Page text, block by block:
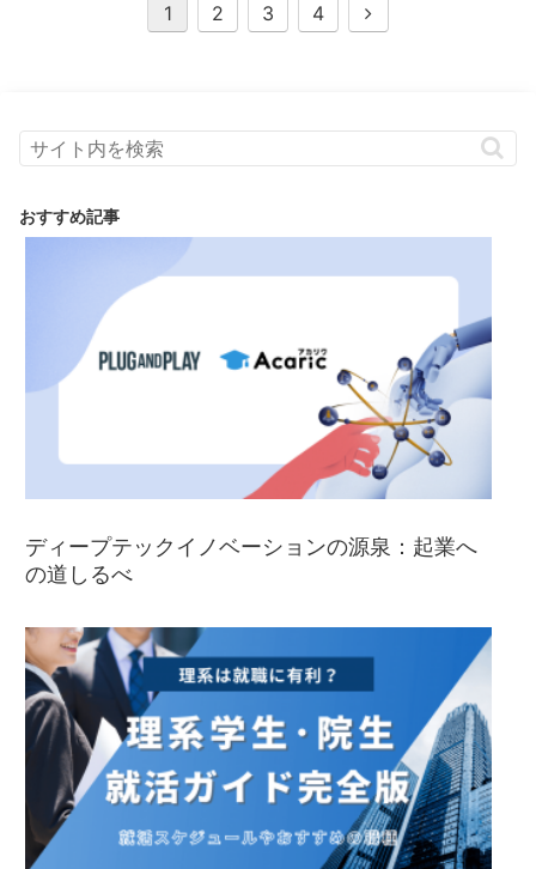
1 2 3 4
おすすめ記事
ディープテックイノベーションの源泉：起業へ
の道しるべ